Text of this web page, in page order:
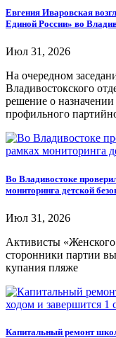
Евгения Иваровская
Единой России» во
Июл 31, 2026
На очередном
Владивостокского
решение о
профильного
Во Владивостоке
мониторинга детской
Июл 31, 2026
Активисты
сторонники партии
купания пляже
Капитальный ремонт